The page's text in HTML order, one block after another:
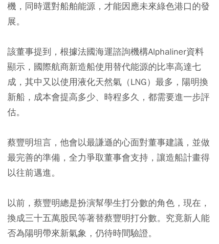
機，同時選對船舶能源，才能因應未來綠色港口的發
展。
該董事提到，根據法國海運諮詢機構Alphaliner資料
顯示，國際航商新造船使用替代能源的比率高達七
成，其中又以使用液化天然氣（LNG）最多，陽明換
新船，成本會提高多少、時程多久，都需要進一步評
估。
蔡豐明坦言，他會以最謙遜的心面對董事建議，並做
最完善的準備，全力爭取董事會支持，讓造船計畫得
以往前邁進。
以前，蔡豐明總是扮演幫學生打分數的角色，現在，
換成三十五萬股民等著替蔡豐明打分數。究竟新人能
否為陽明帶來新氣象，仍待時間驗證。